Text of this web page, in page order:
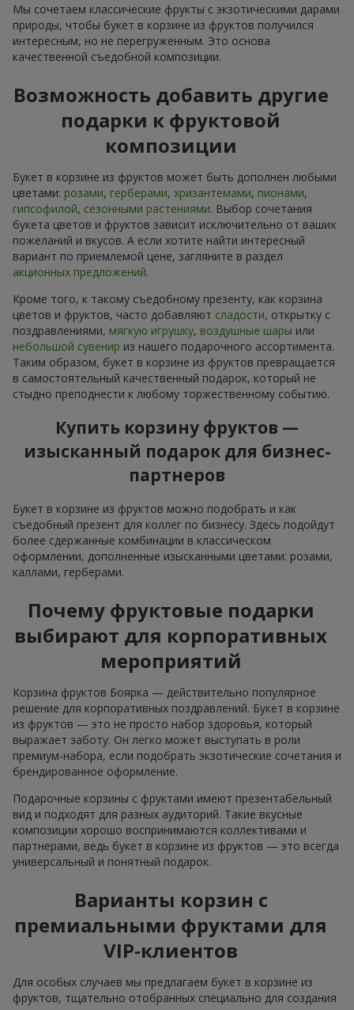
Мы сочетаем классические фрукты с экзотическими дарами
природы, чтобы букет в корзине из фруктов получился
интересным, но не перегруженным. Это основа
качественной съедобной композиции.
Возможность добавить другие
подарки к фруктовой
композиции
Букет в корзине из фруктов может быть дополнен любыми
цветами: розами, герберами, хризантемами, пионами,
гипсофилой, сезонными растениями. Выбор сочетания
букета цветов и фруктов зависит исключительно от ваших
пожеланий и вкусов. А если хотите найти интересный
вариант по приемлемой цене, загляните в раздел
акционных предложений.
Кроме того, к такому съедобному презенту, как корзина
цветов и фруктов, часто добавляют сладости, открытку с
поздравлениями, мягкую игрушку, воздушные шары или
небольшой сувенир из нашего подарочного ассортимента.
Таким образом, букет в корзине из фруктов превращается
в самостоятельный качественный подарок, который не
стыдно преподнести к любому торжественному событию.
Купить корзину фруктов —
изысканный подарок для бизнес-
партнеров
Букет в корзине из фруктов можно подобрать и как
съедобный презент для коллег по бизнесу. Здесь подойдут
более сдержанные комбинации в классическом
оформлении, дополненные изысканными цветами: розами,
каллами, герберами.
Почему фруктовые подарки
выбирают для корпоративных
мероприятий
Корзина фруктов Боярка — действительно популярное
решение для корпоративных поздравлений. Букет в корзине
из фруктов — это не просто набор здоровья, который
выражает заботу. Он легко может выступать в роли
премиум-набора, если подобрать экзотические сочетания и
брендированное оформление.
Подарочные корзины с фруктами имеют презентабельный
вид и подходят для разных аудиторий. Такие вкусные
композиции хорошо воспринимаются коллективами и
партнерами, ведь букет в корзине из фруктов — это всегда
универсальный и понятный подарок.
Варианты корзин с
премиальными фруктами для
VIP-клиентов
Для особых случаев мы предлагаем букет в корзине из
фруктов, тщательно отобранных специально для создания